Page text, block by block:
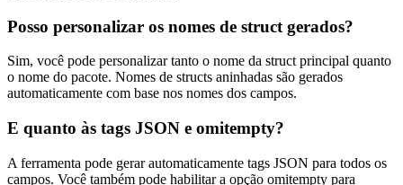
Posso personalizar os nomes de struct gerados?
Sim, você pode personalizar tanto o nome da struct principal quanto
o nome do pacote. Nomes de structs aninhadas são gerados
automaticamente com base nos nomes dos campos.
E quanto às tags JSON e omitempty?
A ferramenta pode gerar automaticamente tags JSON para todos os
campos. Você também pode habilitar a opção omitempty para